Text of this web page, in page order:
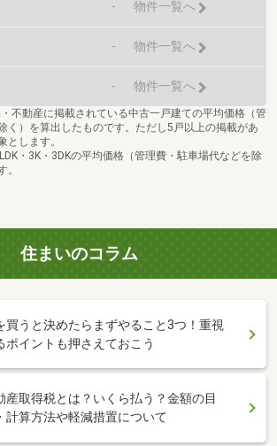
- 物件一覧へ
- 物件一覧へ
- 物件一覧へ
不動産に掲載されている中古一戸建ての平均価格（管
く）を算出したものです。ただし5戸以上の掲載があ
とします。
・3K・3DKの平均価格（管理費・駐車場代などを除
。
住まいのコラム
買うと決めたらまずやること3つ！重視
ポイントも押さえておこう
産取得税とは？いくら払う？金額の目
計算方法や軽減措置について